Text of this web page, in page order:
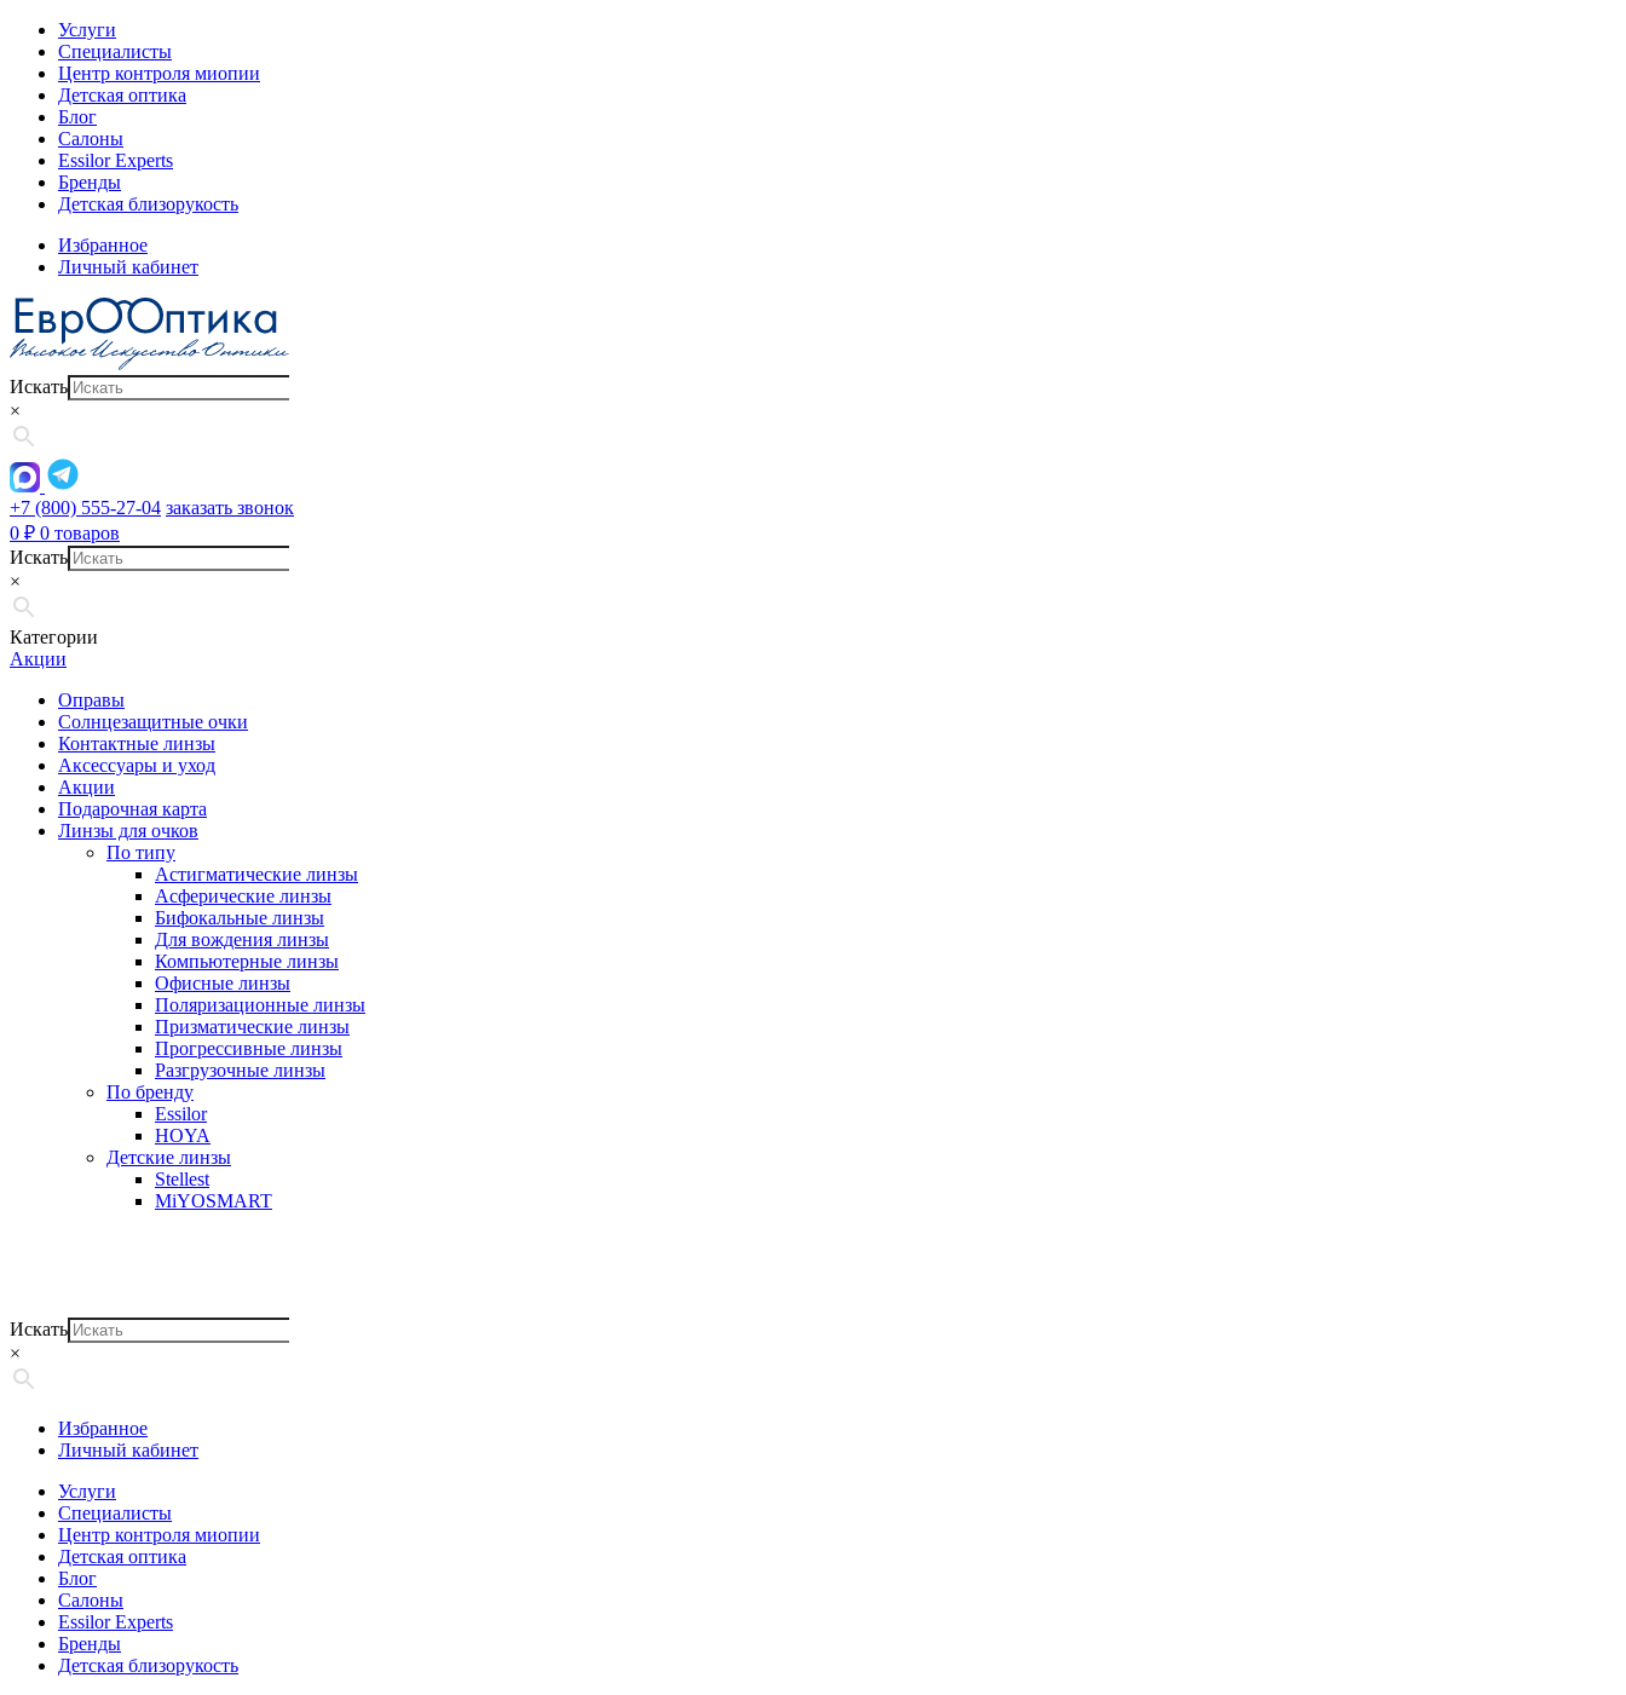
Услуги
Специалисты
Центр контроля миопии
Детская оптика
Блог
Салоны
Essilor Experts
Бренды
Детская близорукость
Избранное
Личный кабинет
Искать
×
+7 (800) 555-27-04 заказать звонок
0 ₽ 0 товаров
Искать
×
Категории
Акции
Оправы
Солнцезащитные очки
Контактные линзы
Аксессуары и уход
Акции
Подарочная карта
Линзы для очков
По типу
Астигматические линзы
Асферические линзы
Бифокальные линзы
Для вождения линзы
Компьютерные линзы
Офисные линзы
Поляризационные линзы
Призматические линзы
Прогрессивные линзы
Разгрузочные линзы
По бренду
Essilor
HOYA
Детские линзы
Stellest
MiYOSMART
Искать
×
Избранное
Личный кабинет
Услуги
Специалисты
Центр контроля миопии
Детская оптика
Блог
Салоны
Essilor Experts
Бренды
Детская близорукость